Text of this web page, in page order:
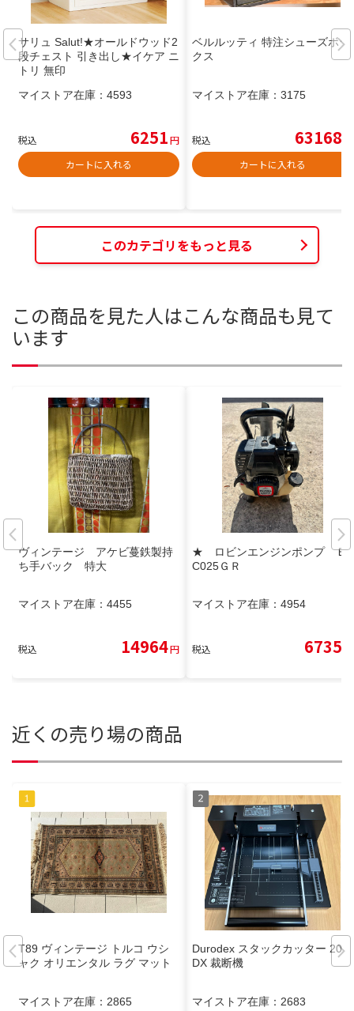
サリュ Salut!★オールドウッド2
段チェスト 引き出し★イケア ニ
トリ 無印
マイストア在庫： 4593
税込 6251円
カートに入れる
ベルルッティ 特注シューズボッ
クス
マイストア在庫： 3175
税込 63168
カートに入れる
このカテゴリをもっと見る
この商品を見た人はこんな商品も見て
います
ヴィンテージ アケビ蔓鉄製持
ち手バック 特大
マイストア在庫： 4455
税込 14964円
★ ロビンエンジンポンプ Ｅ
C025ＧＲ
マイストア在庫： 4954
税込 6735
近くの売り場の商品
T89 ヴィンテージ トルコ ウシ
ャク オリエンタル ラグ マット
マイストア在庫： 2865
Durodex スタックカッター 200
DX 裁断機
マイストア在庫： 2683